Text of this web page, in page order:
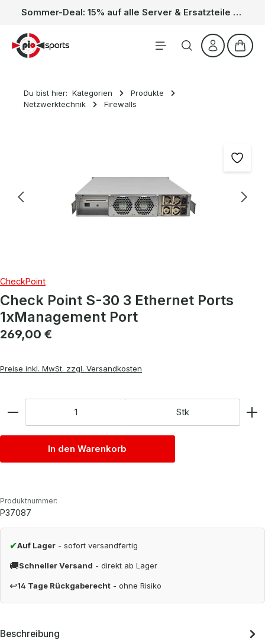
Zum Hauptinhalt springen Sommer-Deal: 15% auf alle Server & Ersatzteile – Kein Code nötig, der Rabatt wird automatisch im Warenkorb abgezogen. Gültig vom 01.06. bis 31.08.
Du bist hier: Kategorien
Produkte
Netzwerktechnik
Firewalls
CheckPoint
Check Point S-30 3 Ethernet Ports
1xManagement Port
Regulärer Preis:
269,00 €
Preise inkl. MwSt. zzgl. Versandkosten
Stk
In den Warenkorb
Produktnummer:
P37087
✔Auf Lager - sofort versandfertig
🚚Schneller Versand - direkt ab Lager
↩14 Tage Rückgaberecht - ohne Risiko
Beschreibung